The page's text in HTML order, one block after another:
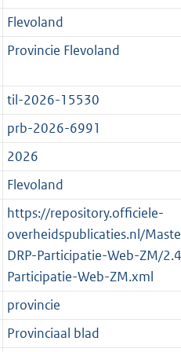
r
o
o
t
e
:
2
K
b
g
r
o
t
t
e
2
K
b
Flevoland
Provincie Flevoland
til-2026-15530
prb-2026-6991
2026
Flevoland
https://repository.officiele-
overheidspublicaties.nl/
DRP-Participatie-Web-ZM/
Participatie-Web-ZM.xml
provincie
Provinciaal blad